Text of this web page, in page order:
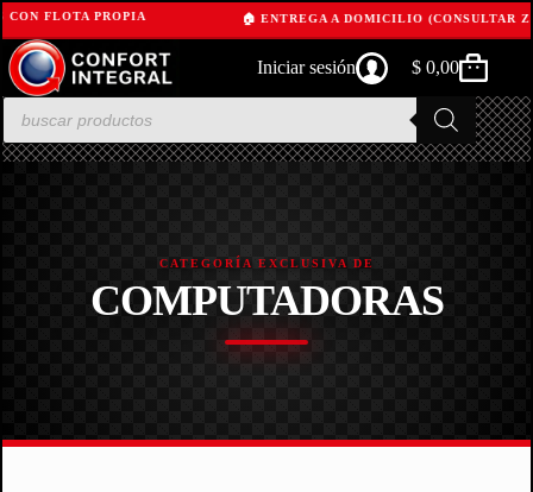
CON FLOTA PROPIA 🏠 ENTREGA A DOMICILIO (CONSULTAR
Skip
to
content
Iniciar sesión
Shopping
cart
$ 0,00
Products
search
CATEGORÍA EXCLUSIVA DE
COMPUTADORAS